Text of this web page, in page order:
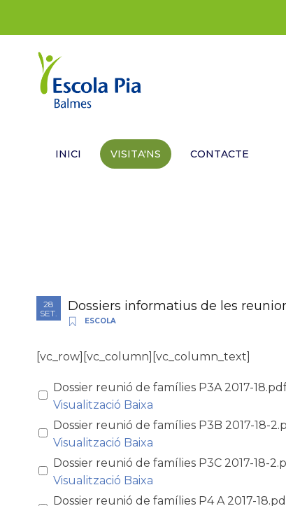
INICI VISITA'NS CONTACTE
28
SET.
Dossiers informatius de les
ESCOLA
[vc_row][vc_column][vc_column_text]
Dossier reunió de famílies P3A 2017-
Visualització Baixa
Dossier reunió de famílies P3B 2017-18-
Visualització Baixa
Dossier reunió de famílies P3C 2017-18-
Visualització Baixa
Dossier reunió de famílies P4 A 2017-